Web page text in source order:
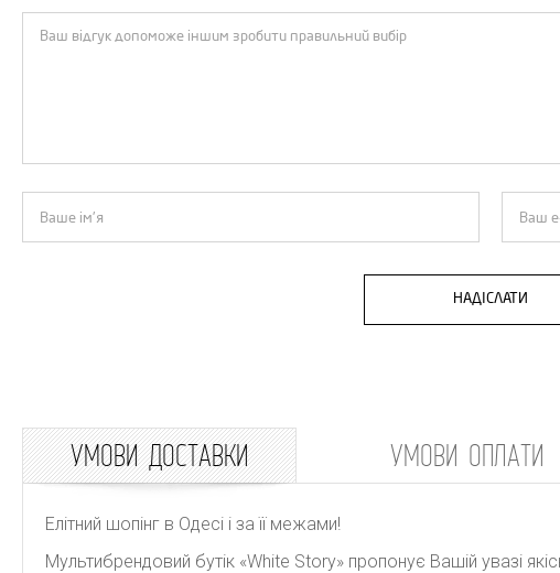
НАДІСЛАТИ
УМОВИ ДОСТАВКИ УМОВИ ОПЛАТИ
Елітний шопінг в Одесі і за її межами!
Мультибрендовий бутік «White Story» пропонує Вашій увазі